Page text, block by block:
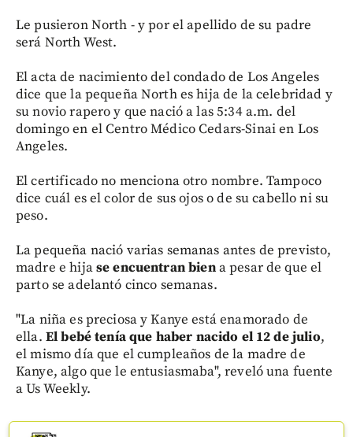
Le pusieron North - y por el apellido de su padre
será North West.
El acta de nacimiento del condado de Los Angeles
dice que la pequeña North es hija de la celebridad y
su novio rapero y que nació a las 5:34 a.m. del
domingo en el Centro Médico Cedars-Sinai en Los
Angeles.
El certificado no menciona otro nombre. Tampoco
dice cuál es el color de sus ojos o de su cabello ni su
peso.
La pequeña nació varias semanas antes de previsto,
madre e hijase encuentran biena pesar de que el
parto se adelantó cinco semanas.
"La niña es preciosa y Kanye está enamorado de
ella. El bebé tenía que haber nacido el 12 de julio,
el mismo día que el cumpleaños de la madre de
Kanye, algo que le entusiasmaba", reveló una fuente
a Us Weekly.